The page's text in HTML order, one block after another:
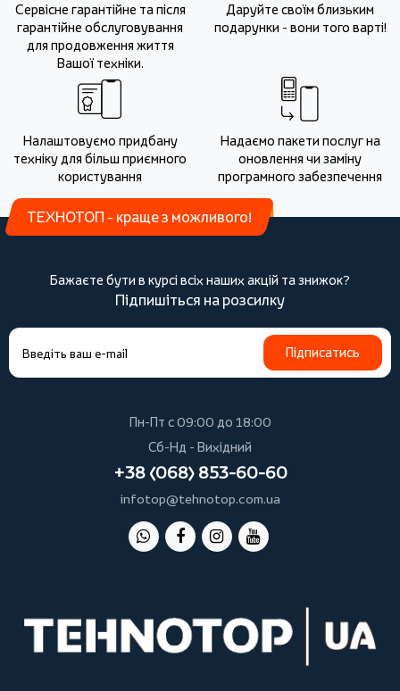
Сервісне гарантійне та після
гарантійне обслуговування
для продовження життя
Вашої техніки.
Даруйте своїм близьким
подарунки - вони того варті!
Налаштовуємо придбану
техніку для більш приємного
користування
Надаємо пакети послуг на
оновлення чи заміну
програмного забезпечення
ТЕХНОТОП - краще з можливого!
Бажаєте бути в курсі всіх наших акцій та знижок?
Підпишіться на розсилку
Підписатись
Пн-Пт с 09:00 до 18:00
Сб-Нд - Вихідний
+38 (068) 853-60-60
infotop@tehnotop.com.ua